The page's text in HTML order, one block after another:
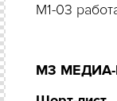
M1-03
M3 МЕДИА-